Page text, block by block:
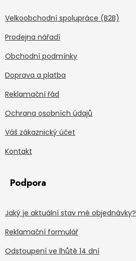
Velkoobchodní spolupráce (B2B)
Prodejna nářadí
Obchodní podmínky
Doprava a platba
Reklamační řád
Ochrana osobních údajů
Váš zákaznický účet
Kontakt
Podpora
Jaký je aktuální stav mé objednávky?
Reklamační formulář
Odstoupení ve lhůtě 14 dní